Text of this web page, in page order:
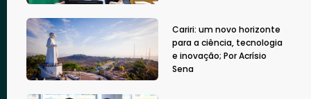
Cariri: um novo horizonte
para a ciência, tecnologia
e inovação; Por Acrísio
Sena